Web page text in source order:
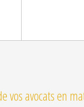
vos avocats en